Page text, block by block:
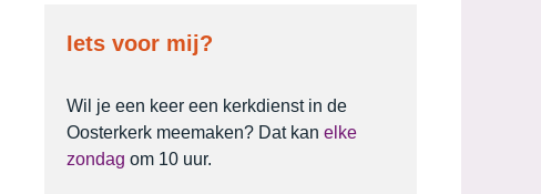
Iets voor mij?
Wil je een keer een kerkdienst in de
Oosterkerk meemaken? Dat kan elke
zondag om 10 uur.